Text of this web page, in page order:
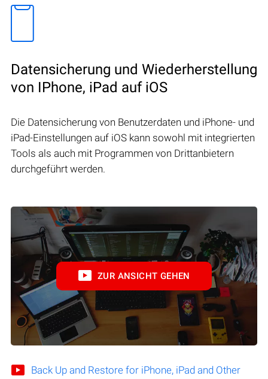
Datensicherung und Wiederherstellung
von IPhone, iPad auf iOS
Die Datensicherung von Benutzerdaten und iPhone- und
iPad-Einstellungen auf iOS kann sowohl mit integrierten
Tools als auch mit Programmen von Drittanbietern
durchgeführt werden.
ZUR ANSICHT GEHEN
Back Up and Restore for iPhone, iPad and Other